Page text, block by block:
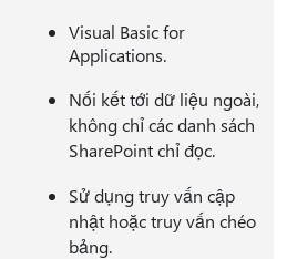
Visual Basic for
Applications.
Nối kết tới dữ liệu ngoài,
không chỉ các danh sách
SharePoint chỉ đọc.
Sử dụng truy vấn cập
nhật hoặc truy vấn chéo
bảng.